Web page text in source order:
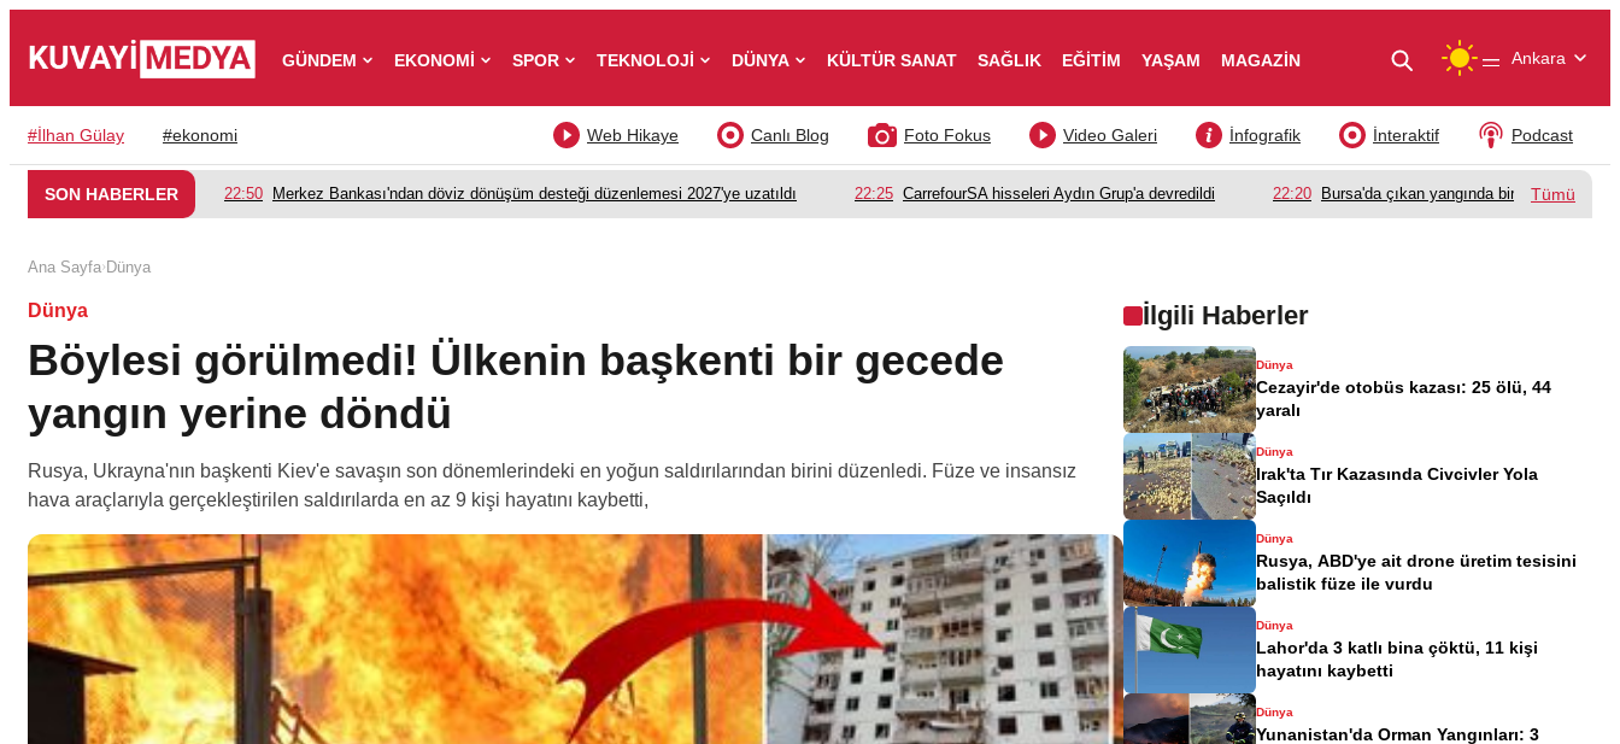
GÜNDEM EKONOMİ SPOR TEKNOLOJİ DÜNYA KÜLTÜR SANAT SAĞLIK EĞİTİM YAŞAM MAGAZİN — Ankara
#İlhan Gülay #ekonomi Podcast
İnteraktif
İnfografik
Video Galeri
Foto Fokus
Canlı Blog
Web Hikaye
SON HABERLER 22:50 Merkez Bankası'ndan döviz dönüşüm desteği düzenlemesi 2027'ye uzatıldı 22:25 CarrefourSA hisseleri Aydın Grup'a devredildi 22:20 Bursa'da çıkan yangında bir babanın acı
Tümü
Ana Sayfa›Dünya
Dünya
Böylesi görülmedi! Ülkenin başkenti bir gecede
yangın yerine döndü
Rusya, Ukrayna'nın başkenti Kiev'e savaşın son dönemlerindeki en yoğun saldırılarından birini düzenledi. Füze ve insansız
hava araçlarıyla gerçekleştirilen saldırılarda en az 9 kişi hayatını kaybetti,
İlgili Haberler
Dünya
Cezayir'de otobüs kazası: 25 ölü, 44
yaralı
Dünya
Irak'ta Tır Kazasında Civcivler Yola
Saçıldı
Dünya
Rusya, ABD'ye ait drone üretim tesisini
balistik füze ile vurdu
Dünya
Lahor'da 3 katlı bina çöktü, 11 kişi
hayatını kaybetti
Dünya
Yunanistan'da Orman Yangınları: 3